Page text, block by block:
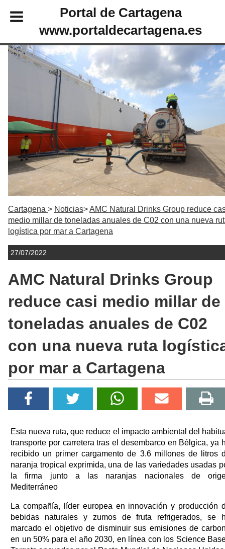
Portal de Cartagena
www.portaldecartagena.es
Cartagena Noticias
AMC Natural Drinks Group reduce
medio millar de toneladas anuales de C02 con una nueva
logística por mar a Cartagena
27/07/2022
AMC Natural Drinks Group
reduce casi medio millar de
toneladas anuales de C02
con una nueva ruta
por mar a Cartagena
Esta nueva ruta, que reduce el impacto ambiental del
transporte por carretera tras el desembarco en Bélgica, ya
recibido un primer cargamento de 3.6 millones de litros
naranja tropical exprimida, una de las variedades usadas
la firma junto a las naranjas nacionales de
Mediterráneo
La compañía, líder europea en innovación y producción
bebidas naturales y zumos de fruta refrigerados, se
marcado el objetivo de disminuir sus emisiones de
en un 50% para el año 2030, en línea con los Science